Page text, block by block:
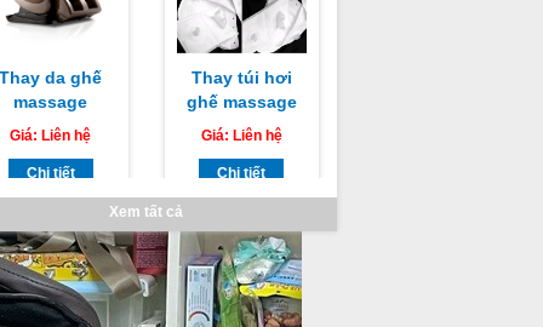
Thay da ghế
tại hồ
chí minh
Giá: Liên hệ
Chi tiết
Thay túi hơi
ghế massage
OMAKING
Giá:Liên hệ
Xem tất cả